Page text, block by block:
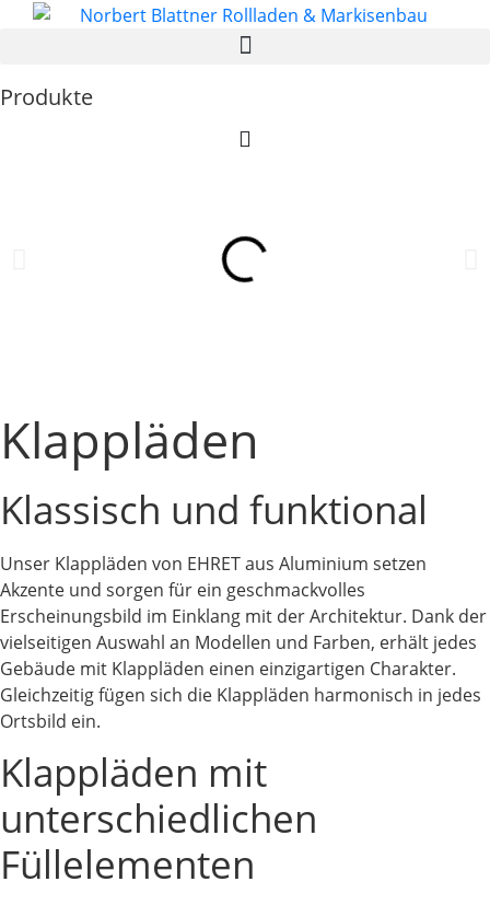
Zum
Produkte
Klappläden
Klassisch und funktional
Unser Klappläden von EHRET aus Aluminium setzen
Akzente und sorgen für ein geschmackvolles
Erscheinungsbild im Einklang mit der Architektur. Dank der
vielseitigen Auswahl an Modellen und Farben, erhält jedes
Gebäude mit Klappläden einen einzigartigen Charakter.
Gleichzeitig fügen sich die Klappläden harmonisch in jedes
Ortsbild ein.
Klappläden mit
unterschiedlichen
Füllelementen